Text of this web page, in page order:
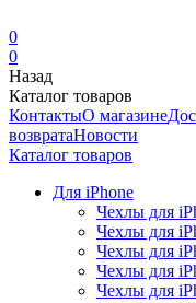
0
0
Назад
Каталог товаров
КонтактыО магазине
возвратаНовости
Каталог товаров
Для iPhone
Чехлы для
Чехлы для
Чехлы для
Чехлы для
Чехлы для